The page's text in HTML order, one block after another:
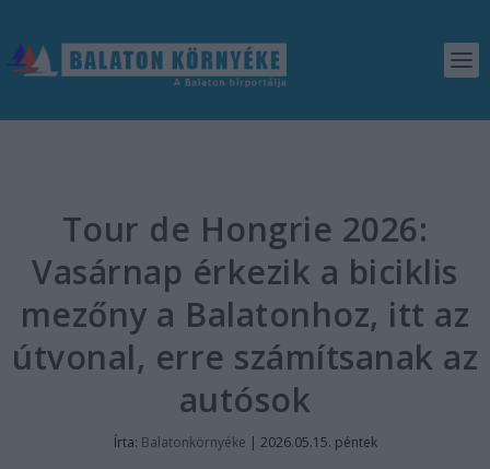
Tour de Hongrie 2026:
Vasárnap érkezik a biciklis
mezőny a Balatonhoz, itt az
útvonal, erre számítsanak az
autósok
Írta: Balatonkörnyéke | 2026.05.15. péntek